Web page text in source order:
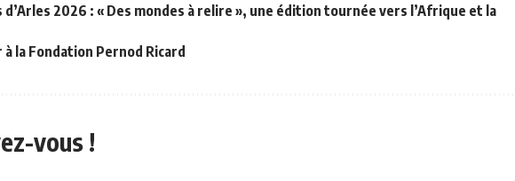
d’Arles 2026 : « Des mondes à relire », une édition tournée vers l’Afrique et la
la Fondation Pernod Ricard
vous !